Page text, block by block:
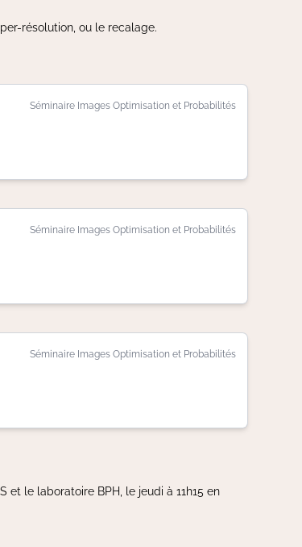
résolution, ou le recalage.
Séminaire Images Optimisation et Probabilités
Séminaire Images Optimisation et Probabilités
Séminaire Images Optimisation et Probabilités
et le laboratoire BPH, le jeudi à 11h15 en